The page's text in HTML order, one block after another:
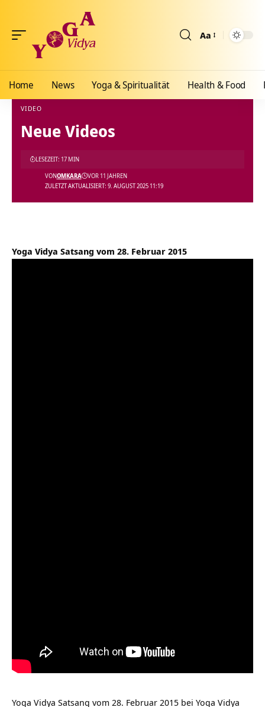
Aa
Home News Yoga & Spiritualität Health & Food
Yoga Vidya Blog - Yoga, Meditation und Ayurveda
VIDEO
Neue Videos
ZULETZT AKTUALISIERT: 9. AUGUST 2025 11:19
VONOMKARA VOR 11 JAHREN
LESEZEIT: 17 MIN
Yoga Vidya Satsang vom 28. Februar 2015
Yoga Vidya Satsang vom 28. Februar 2015 bei Yoga Vidya